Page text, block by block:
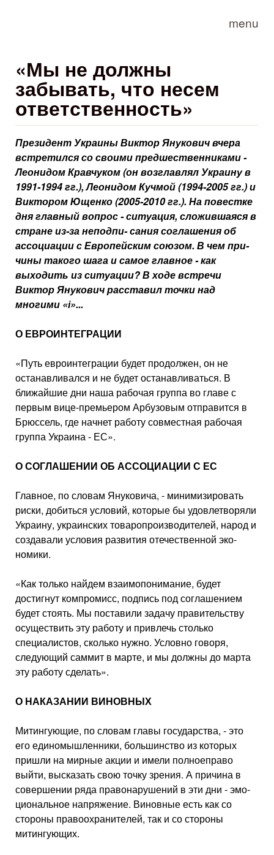
menu
«Мы не должны
забывать, что несем
ответственность»
Президент Украины Виктор Януко­вич вчера
встретился со своими предшественниками -
Леонидом Кравчуком (он возглавлял Украину в
1991-1994 гг.), Леонидом Кучмой (1994-2005 гг.) и
Виктором Ющен­ко (2005-2010 гг.). На повестке
дня главный вопрос - ситуация, сло­жившаяся в
стране из-за неподпи- сания соглашения об
ассоциации с Европейским союзом. В чем при­
чины такого шага и самое главное - как
выходить из ситуации? В ходе встречи
Виктор Янукович расста­вил точки над
многими «і»...
О ЕВРОИНТЕГРАЦИИ
«Путь евроинтеграции будет про­должен, он не
останавливался и не будет останавливаться. В
ближайшие дни наша рабочая группа во главе с
первым вице-премьером Арбузовым отправится в
Брюссель, где начнет работу совместная рабочая
группа Украина - ЕС».
О СОГЛАШЕНИИ ОБ АССОЦИАЦИИ С ЕС
Главное, по словам Януковича, - минимизировать
риски, добиться условий, которые бы удовлетворяли
Украину, украинских товаропроиз­водителей, народ и
создавали ус­ловия развития отечественной эко­
номики.
«Как только найдем взаимопони­мание, будет
достигнут компромисс, подпись под соглашением
будет сто­ять. Мы поставили задачу правитель­ству
осуществить эту работу и при­влечь столько
специалистов, сколько нужно. Условно говоря,
следующий саммит в марте, и мы должны до марта
эту работу сделать».
О НАКАЗАНИИ ВИНОВНЫХ
Митингующие, по словам главы го­сударства, - это
его единомышлен­ники, большинство из которых
приш­ли на мирные акции и имели полноеправо
выйти, высказать свою точку зрения. А причина в
совершении ря­да правонарушений в эти дни - эмо­
циональное напряжение. Виновные есть как со
стороны правоохраните­лей, так и со стороны
митингующих.